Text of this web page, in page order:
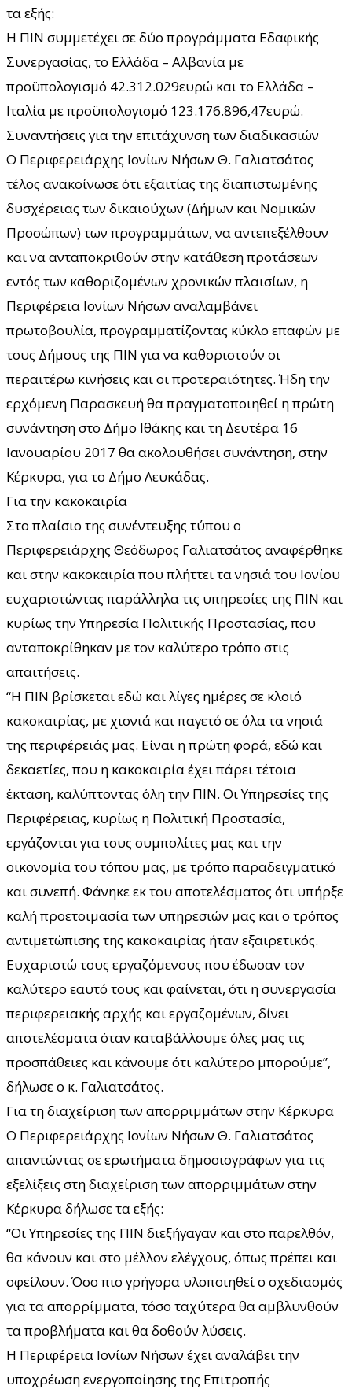
τα εξής:
Η ΠΙΝ συμμετέχει σε δύο προγράμματα Εδαφικής
Συνεργασίας, το Ελλάδα – Αλβανία με
προϋπολογισμό 42.312.029ευρώ και το Ελλάδα –
Ιταλία με προϋπολογισμό 123.176.896,47ευρώ.
Συναντήσεις για την επιτάχυνση των διαδικασιών
Ο Περιφερειάρχης Ιονίων Νήσων Θ. Γαλιατσάτος
τέλος ανακοίνωσε ότι εξαιτίας της διαπιστωμένης
δυσχέρειας των δικαιούχων (Δήμων και Νομικών
Προσώπων) των προγραμμάτων, να αντεπεξέλθουν
και να ανταποκριθούν στην κατάθεση προτάσεων
εντός των καθοριζομένων χρονικών πλαισίων, η
Περιφέρεια Ιονίων Νήσων αναλαμβάνει
πρωτοβουλία, προγραμματίζοντας κύκλο επαφών με
τους Δήμους της ΠΙΝ για να καθοριστούν οι
περαιτέρω κινήσεις και οι προτεραιότητες. Ήδη την
ερχόμενη Παρασκευή θα πραγματοποιηθεί η πρώτη
συνάντηση στο Δήμο Ιθάκης και τη Δευτέρα 16
Ιανουαρίου 2017 θα ακολουθήσει συνάντηση, στην
Κέρκυρα, για το Δήμο Λευκάδας.
Για την κακοκαιρία
Στο πλαίσιο της συνέντευξης τύπου ο
Περιφερειάρχης Θεόδωρος Γαλιατσάτος αναφέρθηκε
και στην κακοκαιρία που πλήττει τα νησιά του Ιονίου
ευχαριστώντας παράλληλα τις υπηρεσίες της ΠΙΝ και
κυρίως την Υπηρεσία Πολιτικής Προστασίας, που
ανταποκρίθηκαν με τον καλύτερο τρόπο στις
απαιτήσεις.
“Η ΠΙΝ βρίσκεται εδώ και λίγες ημέρες σε κλοιό
κακοκαιρίας, με χιονιά και παγετό σε όλα τα νησιά
της περιφέρειάς μας. Είναι η πρώτη φορά, εδώ και
δεκαετίες, που η κακοκαιρία έχει πάρει τέτοια
έκταση, καλύπτοντας όλη την ΠΙΝ. Οι Υπηρεσίες της
Περιφέρειας, κυρίως η Πολιτική Προστασία,
εργάζονται για τους συμπολίτες μας και την
οικονομία του τόπου μας, με τρόπο παραδειγματικό
και συνεπή. Φάνηκε εκ του αποτελέσματος ότι υπήρξε
καλή προετοιμασία των υπηρεσιών μας και ο τρόπος
αντιμετώπισης της κακοκαιρίας ήταν εξαιρετικός.
Ευχαριστώ τους εργαζόμενους που έδωσαν τον
καλύτερο εαυτό τους και φαίνεται, ότι η συνεργασία
περιφερειακής αρχής και εργαζομένων, δίνει
αποτελέσματα όταν καταβάλλουμε όλες μας τις
προσπάθειες και κάνουμε ότι καλύτερο μπορούμε”,
δήλωσε ο κ. Γαλιατσάτος.
Για τη διαχείριση των απορριμμάτων στην Κέρκυρα
Ο Περιφερειάρχης Ιονίων Νήσων Θ. Γαλιατσάτος
απαντώντας σε ερωτήματα δημοσιογράφων για τις
εξελίξεις στη διαχείριση των απορριμμάτων στην
Κέρκυρα δήλωσε τα εξής:
“Οι Υπηρεσίες της ΠΙΝ διεξήγαγαν και στο παρελθόν,
θα κάνουν και στο μέλλον ελέγχους, όπως πρέπει και
οφείλουν. Όσο πιο γρήγορα υλοποιηθεί ο σχεδιασμός
για τα απορρίμματα, τόσο ταχύτερα θα αμβλυνθούν
τα προβλήματα και θα δοθούν λύσεις.
Η Περιφέρεια Ιονίων Νήσων έχει αναλάβει την
υποχρέωση ενεργοποίησης της Επιτροπής